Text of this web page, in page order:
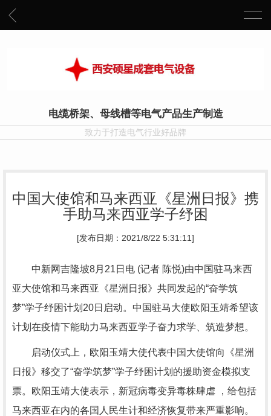
电缆桥架、母线槽等电气产品生产制造
致力于打造电气行业好品牌
中国大使馆和马来西亚《星洲日报》携
手助马来西亚学子纾困
[发布日期：2021/8/22 5:31:11]
中新网吉隆坡8月21日电 (记者 陈悦)由中国驻马来西
亚大使馆和马来西亚《星洲日报》共同发起的“奋学筑
梦”学子纾困计划20日启动。中国驻马大使欧阳玉靖希望该
计划在疫情下能助力马来西亚学子奋力求学、筑造梦想。
启动仪式上，欧阳玉靖大使代表中国大使馆向《星洲
日报》移交了“奋学筑梦”学子纾困计划的援助资金模拟支
票。欧阳玉靖大使表示，新冠病毒变异毒株肆虐 ，给包括
马来西亚在内的各国人民生计和经济恢复带来严重影响。